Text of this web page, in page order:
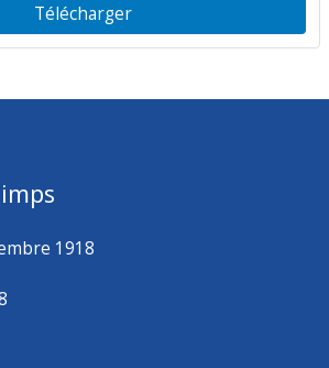
Télécharger
1918